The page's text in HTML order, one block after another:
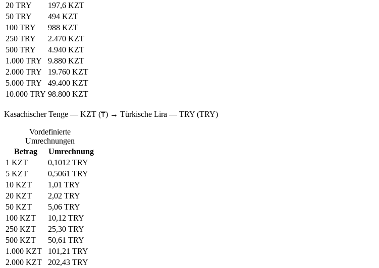
20 TRY
197,6 KZT
50 TRY
494 KZT
100 TRY
988 KZT
250 TRY
2.470 KZT
500 TRY
4.940 KZT
1.000 TRY
9.880 KZT
2.000 TRY
19.760 KZT
5.000 TRY
49.400 KZT
10.000 TRY 98.800 KZT
Kasachischer Tenge — KZT (₸) → Türkische Lira — TRY (TRY)
Vordefinierte
Umrechnungen
Betrag
Umrechnung
1 KZT
0,1012 TRY
5 KZT
0,5061 TRY
10 KZT
1,01 TRY
20 KZT
2,02 TRY
50 KZT
5,06 TRY
100 KZT
10,12 TRY
250 KZT
25,30 TRY
500 KZT
50,61 TRY
1.000 KZT
101,21 TRY
2.000 KZT
202,43 TRY